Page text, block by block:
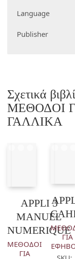
Language
Publisher
Σχετικά
ΜΕΘΟΔΟΙ
ΓΑΛΛΙΚΑ
APPLI 3
MANUEL
NUMERIQUE
ΜΕΘΟΔΟΙ
ΓΙΑ
ΓΙΑ